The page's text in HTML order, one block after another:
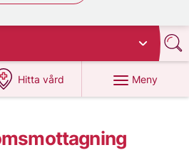
Hitta vård
på 1177.se
Meny